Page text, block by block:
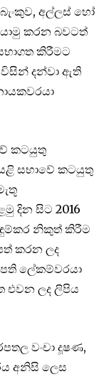
අල්ලස් හෝ
කරන බවටත්
කිරීමට
දන්වා ඇති
කටයුතු
සභාවේ කටයුතු
දින සිට 2016
නිකුත් කිරීම
කරන ලද
ලේකම්වරයා
එවන ලද ලිපිය
වංචා දූෂණ,
අනිසි ලෙස